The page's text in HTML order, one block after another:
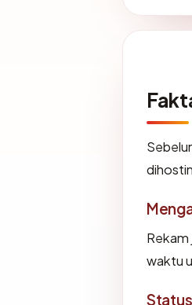
waktu
Status